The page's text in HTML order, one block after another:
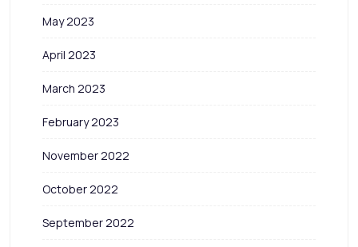
May 2023
April 2023
March 2023
February 2023
November 2022
October 2022
September 2022